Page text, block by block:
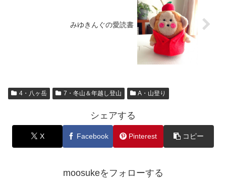
みゆきんぐの愛読書
4・八ヶ岳 7・冬山＆年越し登山 A・山登り
シェアする
X Facebook Pinterest コピー
moosukeをフォローする